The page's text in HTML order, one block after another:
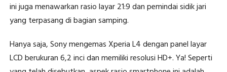
ini juga menawarkan rasio layar 21:9 dan pemindai sidik jari
yang terpasang di bagian samping.
Hanya saja, Sony mengemas Xperia L4 dengan panel layar
LCD berukuran 6,2 inci dan memiliki resolusi HD+. Ya! Seperti